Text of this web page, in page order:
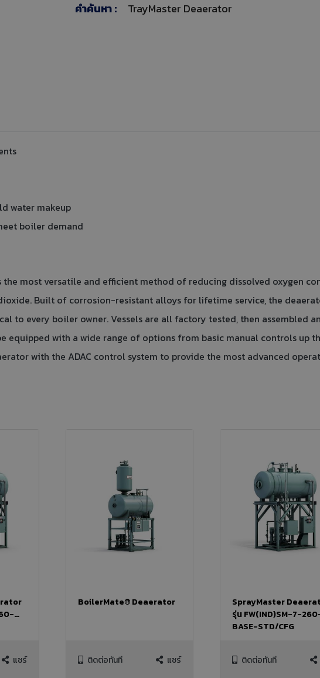
คำค้นหา : TrayMaster Deaerator
water makeup
boiler demand
most versatile and efficient method of reducing dissolved oxygen
Built of corrosion-resistant alloys for lifetime service, the
to every boiler owner. Vessels are all factory tested, then assembled
equipped with a wide range of options from basic manual controls up
with the ADAC control system to provide the most advanced
แชร์
BoilerMate® Deaerator
ติดต่อทันที แชร์
SprayMaster
รุ่น FW(IND)SM-7-
BASE-STD/CFG
ติดต่อทันที